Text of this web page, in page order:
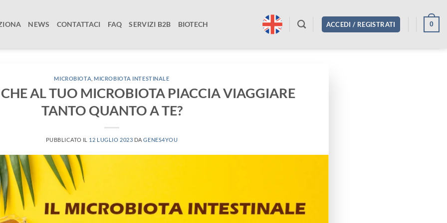
NEWS CONTATTACI FAQ SERVIZI B2B BIOTECH ACCEDI / REGISTRATI 0
MICROBIOTA ,MICROBIOTA INTESTINALE
CHE AL TUO MICROBIOTA PIACCIA VIAGGIARE
TANTO QUANTO A TE?
PUBBLICATO IL 12 LUGLIO 2023 DAGENES4YOU